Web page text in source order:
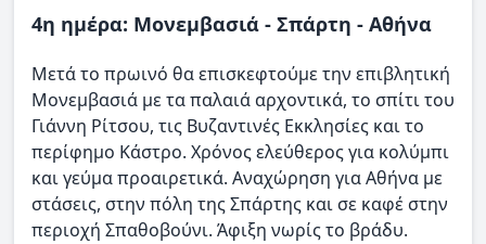
4η ημέρα: Μονεμβασιά - Σπάρτη - Αθήνα
Μετά το πρωινό θα επισκεφτούμε την επιβλητική
Μονεμβασιά με τα παλαιά αρχοντικά, το σπίτι του
Γιάννη Ρίτσου, τις Βυζαντινές Εκκλησίες και το
περίφημο Κάστρο. Χρόνος ελεύθερος για κολύμπι
και γεύμα προαιρετικά. Αναχώρηση για Αθήνα με
στάσεις, στην πόλη της Σπάρτης και σε καφέ στην
περιοχή Σπαθοβούνι. Άφιξη νωρίς το βράδυ.